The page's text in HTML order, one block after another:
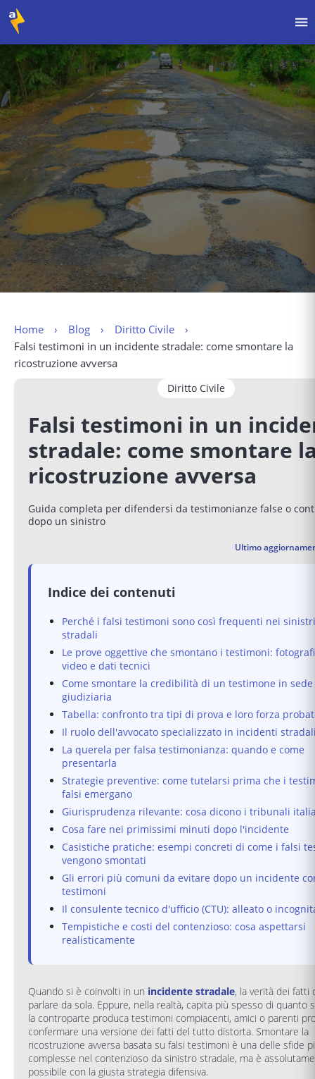
Home Blog
Diritto Civile
Falsi testimoni in un incidente stradale: come smontare la
ricostruzione avversa
Diritto Civile
Falsi testimoni in un
stradale: come smontare
ricostruzione avversa
Guida completa per difendersi da testimonianze false o
dopo un sinistro
Ultimo
Indice dei contenuti
Perché i falsi testimoni sono così frequenti nei sinistri
stradali
Le prove oggettive che smontano i testimoni:
video e dati tecnici
Come smontare la credibilità di un testimone in sede
giudiziaria
Tabella: confronto tra tipi di prova e loro forza
Il ruolo dell'avvocato specializzato in incidenti
La querela per falsa testimonianza: quando e come
presentarla
Strategie preventive: come tutelarsi prima che i
falsi emergano
Giurisprudenza rilevante: cosa dicono i tribunali
Cosa fare nei primissimi minuti dopo l'incidente
Casistiche pratiche: esempi concreti di come i falsi
vengono smontati
Gli errori più comuni da evitare dopo un incidente
testimoni
Il consulente tecnico d'ufficio (CTU): alleato o
Tempistiche e costi del contenzioso: cosa aspettarsi
realisticamente
Quando si è coinvolti in un incidente stradale, la verità dei fatti
parlare da sola. Eppure, nella realtà, capita più spesso di quanto
la controparte produca testimoni compiacenti, amici o parenti
confermare una versione dei fatti del tutto distorta. Smontare la
ricostruzione avversa basata su falsi testimoni è una delle sfide
complesse nel contenzioso da sinistro stradale, ma è
possibile con la giusta strategia difensiva.